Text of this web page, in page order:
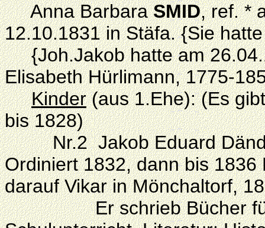
Anna BarbaraSMID, ref. *
12.10.1831 in Stäfa. {Sie
{Joh.Jakob hatte am
Elisabeth Hürlimann, 1775-
Kinder(aus 1.Ehe): (Es
bis 1828)
Nr.2 Jakob Eduard
Ordiniert 1832, dann bis
darauf Vikar in Mönchaltorf,
Er schrieb Bücher für